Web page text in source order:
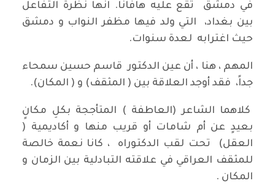
في دمشق تقع عليه هافانا. انها نظرة التفاعل
بين بغداد، التي ولد فيها مظفر النواب و دمشق
حيث اغترابه لعدة سنوات.
المهم ، هنا ، أن عين الدكتور قاسم حسين سمحاء
جداً، فقد أوجد العلاقة بين ( المثقف) و ( المكان).
كلاهما الشاعر (العاطفة ) المتأججة بكلِ مكانٍ
بعيدٍ عن أم شامات أو قريب منها و أكاديمية (
العقل) تحت لقب الدكتوراه ، كانا نعمة خالصة
للمثقف العراقي في علاقته التبادلية بين الزمان و
المكان .